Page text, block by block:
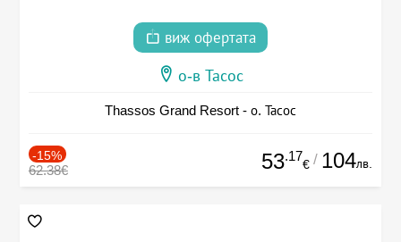
виж офертата
о-в Тасос
Thassos Grand Resort - о. Тасос
-15%
62.38€ 53.17
€ / 104лв.